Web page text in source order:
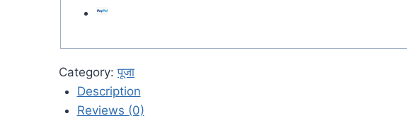
Category:पूजा
Description
Reviews (0)